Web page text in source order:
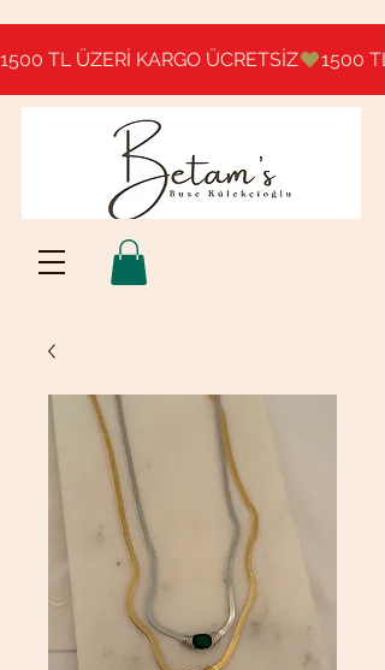
1500 TL ÜZERİ KARGO ÜCRETSİZ